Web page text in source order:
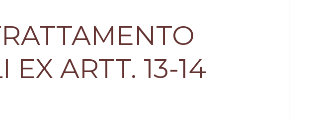
ARTT. 13-14